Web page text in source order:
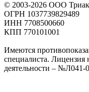
© 2003-2026 ООО
ОГРН 1037739829489
ИНН 7708500660
КПП 770101001
Имеются
специалиста. Лицензия
деятельности – №Л041-